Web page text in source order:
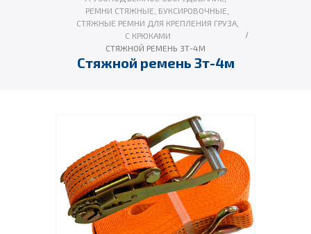
РЕМНИ СТЯЖНЫЕ, БУКСИРОВОЧНЫЕ
СТЯЖНЫЕ РЕМНИ ДЛЯ КРЕПЛЕНИЯ ГРУЗА,
С КРЮКАМИ
СТЯЖНОЙ РЕМЕНЬ 3Т-4М
Стяжной ремень 3т-4м